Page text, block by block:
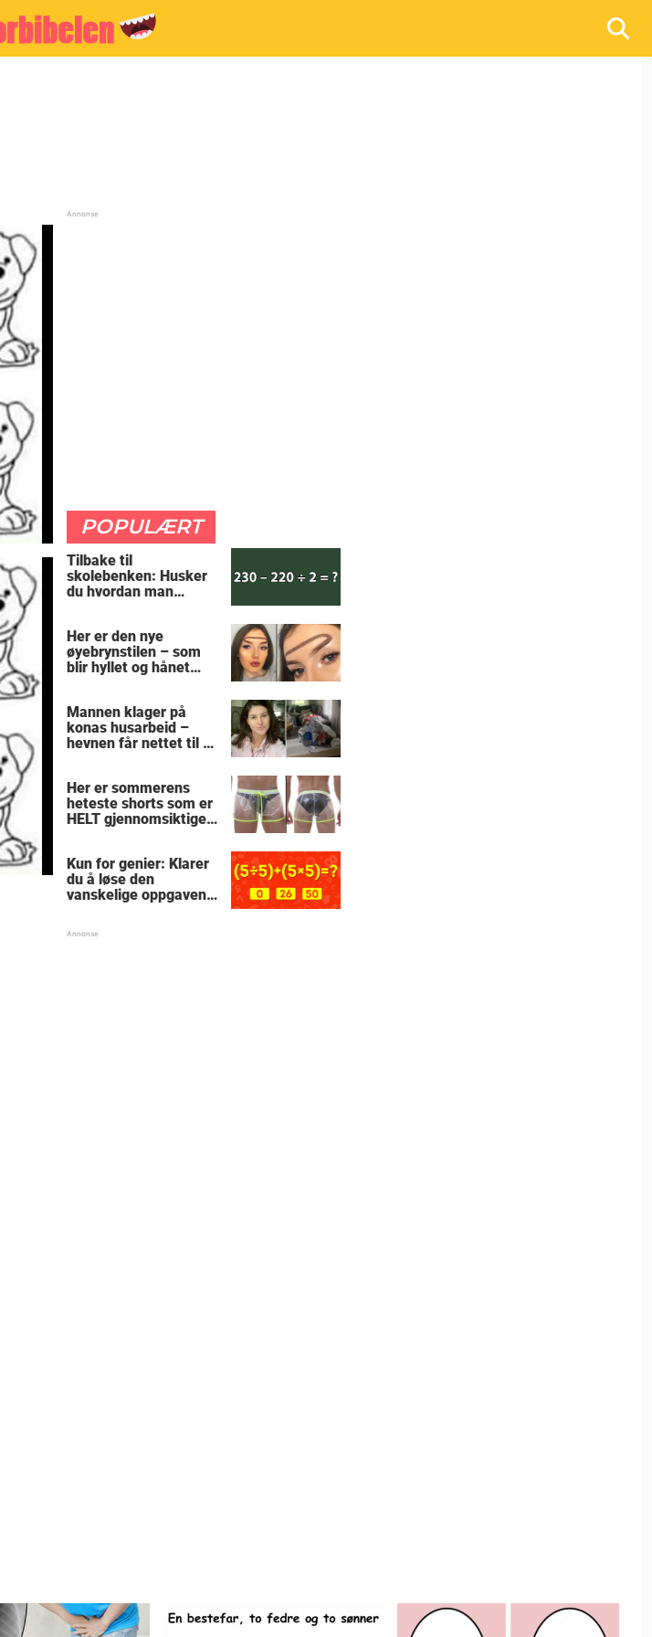
POPULÆRT
Tilbake til
skolebenken: Husker
du hvordan man
Her er den nye
øyebrynstilen – som
blir hyllet og hånet
Mannen klager på
konas husarbeid –
hevnen får nettet til å
Her er sommerens
heteste shorts som er
HELT gjennomsiktige
Kun for genier: Klarer
du å løse den
vanskelige oppgaven